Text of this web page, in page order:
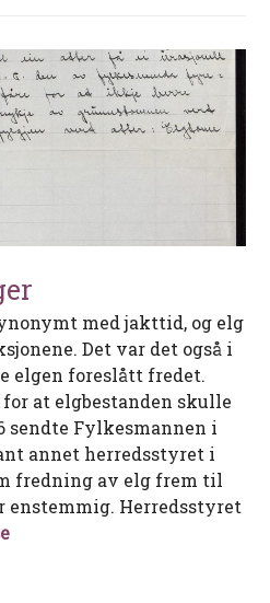
med jakttid, og elg
Det var det også i
elgen foreslått fredet.
at elgbestanden skulle
sendte Fylkesmannen i
annet herredsstyret i
fredning av elg frem til
enstemmig. Herredsstyret
Elgtomme skoger